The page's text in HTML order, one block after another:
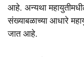
आहे. अन्यथा
संख्याबळाच्या आधारे
जात आहे.